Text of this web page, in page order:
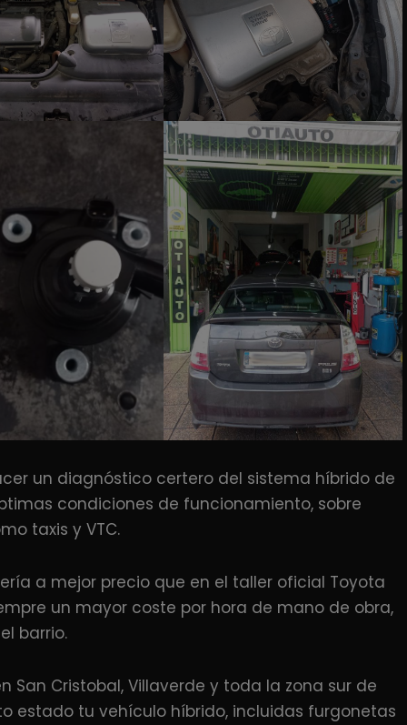
un diagnóstico certero del sistema híbrido de
condiciones de funcionamiento, sobre
taxis y VTC.
a mejor precio que en el taller oficial Toyota
un mayor coste por hora de mano de obra,
barrio.
San Cristobal, Villaverde y toda la zona sur de
estado tu vehículo híbrido, incluidas furgonetas